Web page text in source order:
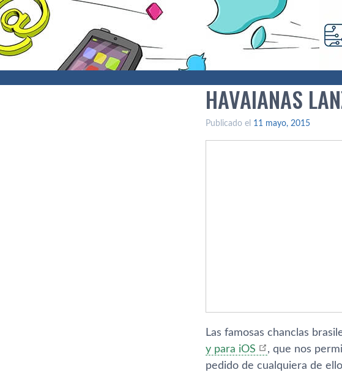
HAVAIANAS
Publicado el 11 mayo, 2015
Las famosas chanclas
y para iOS
, que nos
pedido de cualquiera de